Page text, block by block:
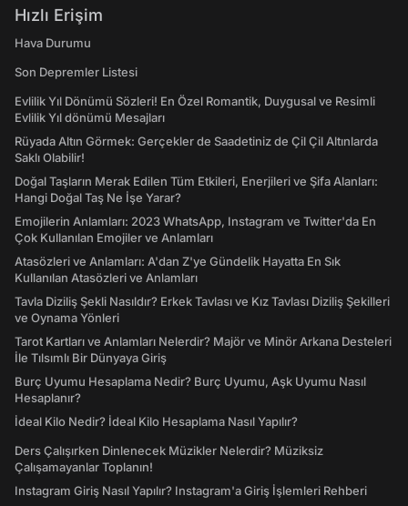
Hızlı Erişim
Hava Durumu
Son Depremler Listesi
Evlilik Yıl Dönümü Sözleri! En Özel Romantik, Duygusal ve Resimli
Evlilik Yıl dönümü Mesajları
Rüyada Altın Görmek: Gerçekler de Saadetiniz de Çil Çil Altınlarda
Saklı Olabilir!
Doğal Taşların Merak Edilen Tüm Etkileri, Enerjileri ve Şifa Alanları:
Hangi Doğal Taş Ne İşe Yarar?
Emojilerin Anlamları: 2023 WhatsApp, Instagram ve Twitter'da En
Çok Kullanılan Emojiler ve Anlamları
Atasözleri ve Anlamları: A'dan Z'ye Gündelik Hayatta En Sık
Kullanılan Atasözleri ve Anlamları
Tavla Diziliş Şekli Nasıldır? Erkek Tavlası ve Kız Tavlası Diziliş Şekilleri
ve Oynama Yönleri
Tarot Kartları ve Anlamları Nelerdir? Majör ve Minör Arkana Desteleri
İle Tılsımlı Bir Dünyaya Giriş
Burç Uyumu Hesaplama Nedir? Burç Uyumu, Aşk Uyumu Nasıl
Hesaplanır?
İdeal Kilo Nedir? İdeal Kilo Hesaplama Nasıl Yapılır?
Ders Çalışırken Dinlenecek Müzikler Nelerdir? Müziksiz
Çalışamayanlar Toplanın!
Instagram Giriş Nasıl Yapılır? Instagram'a Giriş İşlemleri Rehberi